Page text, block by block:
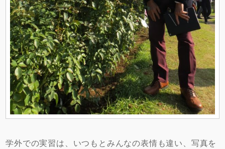
学外での実習は、いつもとみんなの表情も違い、写真を